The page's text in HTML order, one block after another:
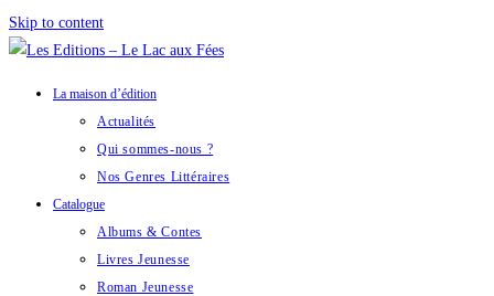
Skip to content
La maison d’édition
Actualités
Qui sommes-nous ?
Nos Genres Littéraires
Catalogue
Albums & Contes
Livres Jeunesse
Roman Jeunesse